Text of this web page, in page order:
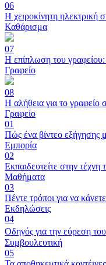
06
Η χειροκίνητη ηλεκτρική
Καθάρισμα
07
Η επίπλωση του γραφείου:
Γραφείο
08
Η αλήθεια για το γραφείο
Γραφείο
01
Πώς ένα βίντεο εξήγησης
Εμπορία
02
Εκπαιδευτείτε στην τέχνη
Μαθήματα
03
Πέντε τρόποι για να
Εκδηλώσεις
04
Οδηγός για την εύρεση
Συμβουλευτική
05